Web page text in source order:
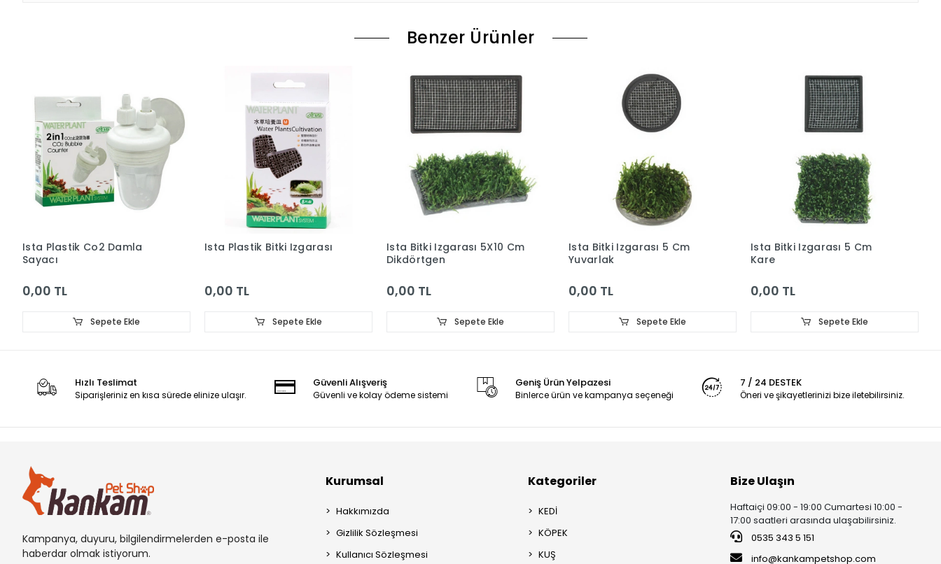
Benzer Ürünler
Ista Plastik Co2 Damla
Sayacı
0,00 TL
Sepete Ekle
Ista Plastik Bitki Izgarası
0,00 TL
Sepete Ekle
Ista Bitki Izgarası 5X10 Cm
Dikdörtgen
0,00 TL
Sepete Ekle
Ista Bitki Izgarası 5 Cm
Yuvarlak
0,00 TL
Sepete Ekle
Ista Bitki Izgarası 5 Cm
Kare
0,00 TL
Sepete Ekle
Hızlı Teslimat
Siparişleriniz en kısa sürede elinize ulaşır.
Güvenli Alışveriş
Güvenli ve kolay ödeme sistemi
Geniş Ürün Yelpazesi
Binlerce ürün ve kampanya seçeneği
7 / 24 DESTEK
Öneri ve şikayetlerinizi bize iletebilirsiniz.
Kampanya, duyuru, bilgilendirmelerden e-posta ile
haberdar olmak istiyorum.
Kurumsal
Hakkımızda
Gizlilik Sözleşmesi
Kullanıcı Sözleşmesi
Kategoriler
KEDİ
KÖPEK
KUŞ
Bize Ulaşın
Haftaiçi 09:00 - 19:00 Cumartesi 10:00 -
17:00 saatleri arasında ulaşabilirsiniz.
0535 343 5 151
info@kankampetshop.com